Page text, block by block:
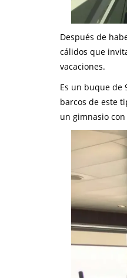
Después de
cálidos que
vacaciones.
Es un buque de
barcos de este
un gimnasio